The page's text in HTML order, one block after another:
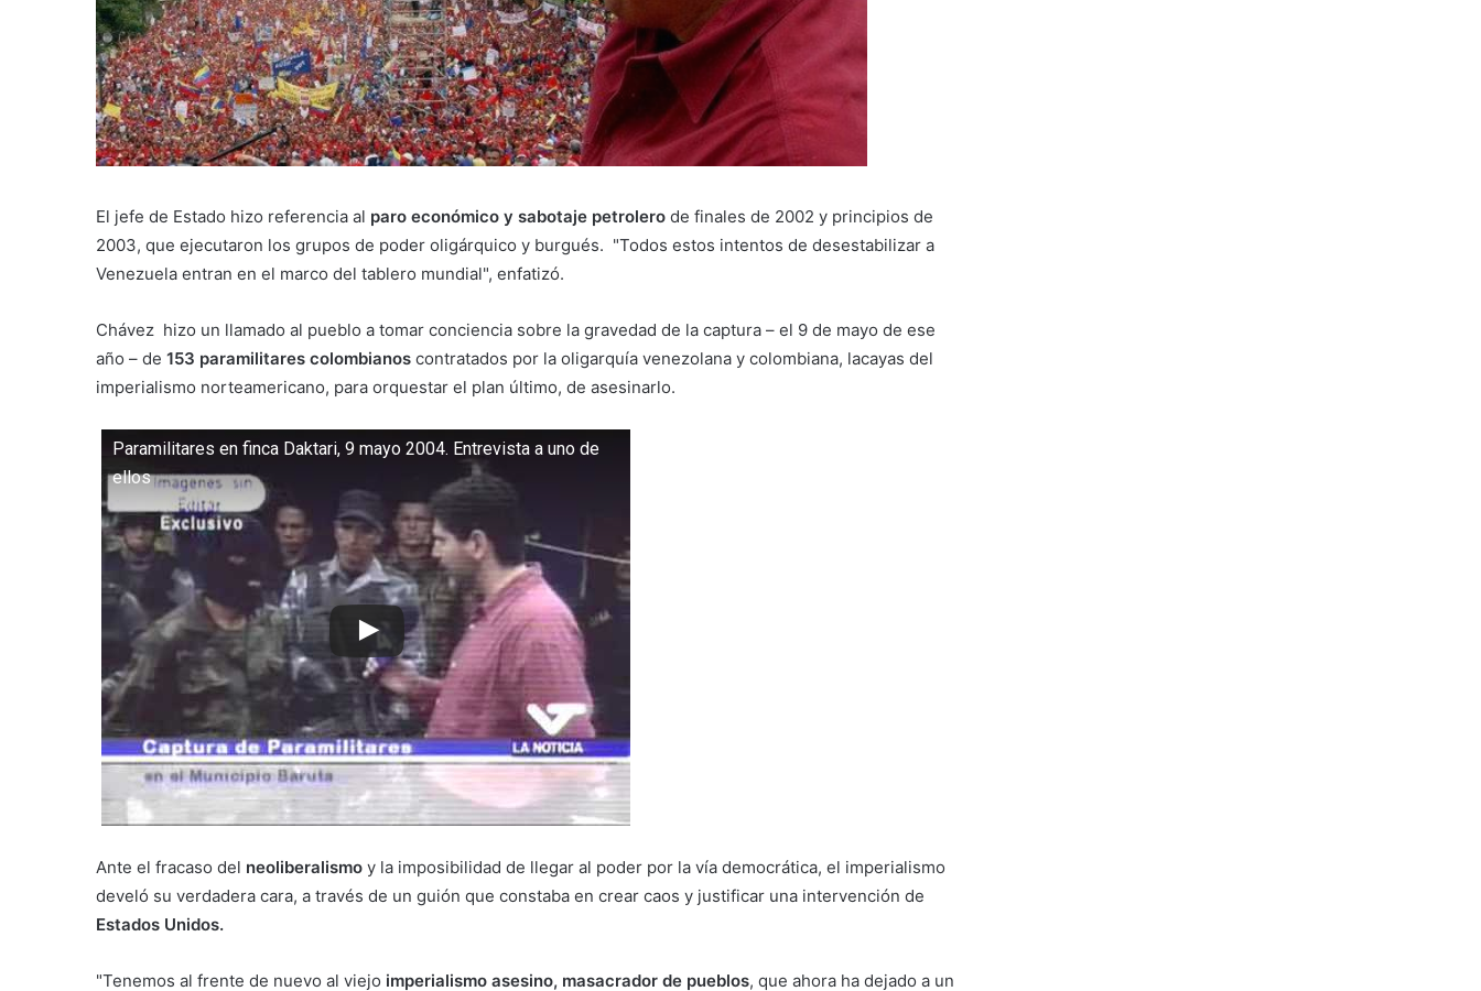
El jefe de Estado hizo referencia al paro económico y sabotaje petrolero de finales de 2002 y principios de
2003, que ejecutaron los grupos de poder oligárquico y burgués. "Todos estos intentos de desestabilizar a
Venezuela entran en el marco del tablero mundial", enfatizó.
Chávez hizo un llamado al pueblo a tomar conciencia sobre la gravedad de la captura – el 9 de mayo de ese
año – de 153 paramilitares colombianos contratados por la oligarquía venezolana y colombiana, lacayas del
imperialismo norteamericano, para orquestar el plan último, de asesinarlo.
Paramilitares en finca Daktari, 9 mayo 2004. Entrevista a uno de
ellos
Ante el fracaso del neoliberalismo y la imposibilidad de llegar al poder por la vía democrática, el imperialismo
develó su verdadera cara, a través de un guión que constaba en crear caos y justificar una intervención de
Estados Unidos.
"Tenemos al frente de nuevo al viejo imperialismo asesino, masacrador de pueblos, que ahora ha dejado a un